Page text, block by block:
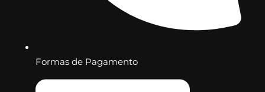
Formas de Pagamento